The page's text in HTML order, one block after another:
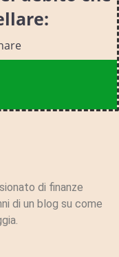
di finanze
di un blog su come